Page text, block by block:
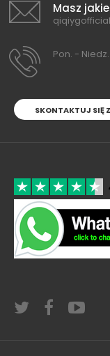
Masz
Pon. -
SKONTAKTUJ SIĘ